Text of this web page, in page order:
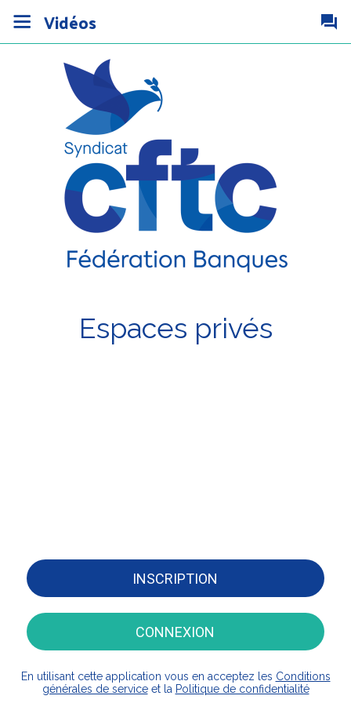
Vidéos
Espaces privés
INSCRIPTION
CONNEXION
En utilisant cette application vous en acceptez les Conditions
générales de serviceet la Politique de confidentialité